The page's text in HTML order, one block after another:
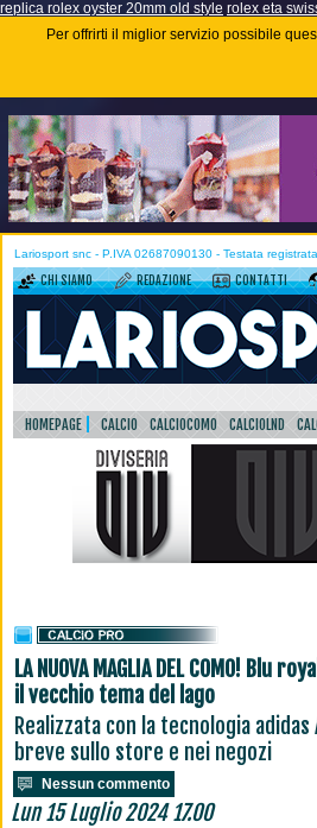
replica rolex oyster 20mm old style rolex eta
Per offrirti il miglior servizio possibile
Lariosport snc - P.IVA 02687090130 - Testata
CHI SIAMO REDAZIONE CONTATTI
HOMEPAGE CALCIO CALCIOCOMO CALCIOLND
LA NUOVA MAGLIA DEL COMO!
il vecchio tema del lago
Realizzata con la tecnologia
breve sullo store e nei negozi
Nessun commento
Lun 15 Luglio 2024 17.00